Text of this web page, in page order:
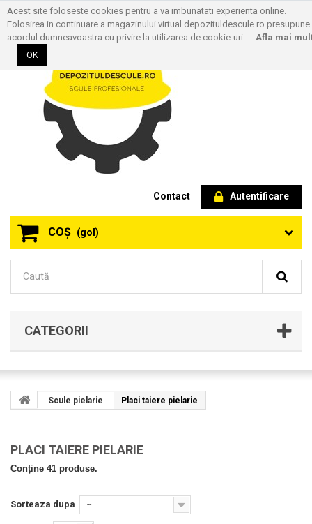
Autentificare
Contact
COŞ (gol)
CATEGORII
Scule pielarie Placi taiere pielarie
PLACI TAIERE PIELARIE
Conține 41 produse.
Sorteaza dupa --
Acest site foloseste cookies pentru a va imbunatati experienta online.
Folosirea in continuare a magazinului virtual depozituldescule.ro presupune
acordul dumneavoastra cu privire la utilizarea de cookie-uri. Afla mai
OK